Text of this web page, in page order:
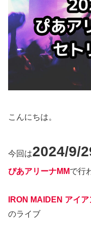
こんにちは。
今回は2024/9/
ぴあアリーナMMで行
IRON MAIDEN アイ
のライブ